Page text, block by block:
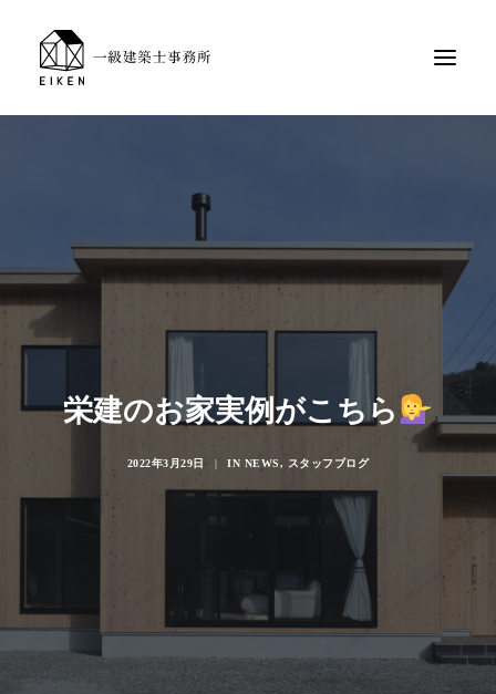
栄建のお家実例がこちら
2022年3月29日 | IN NEWS, スタッフブログ